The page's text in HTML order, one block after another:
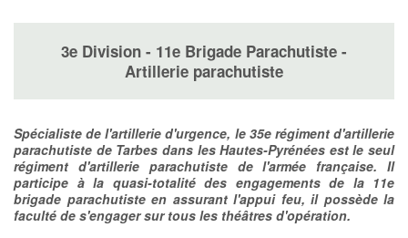
3e Division - 11e Brigade Parachutiste -
Artillerie parachutiste
Spécialiste de l'artillerie d'urgence, le 35e régiment d'artillerie
parachutiste de Tarbes dans les Hautes-Pyrénées est le seul
régiment d'artillerie parachutiste de l'armée française. Il
participe à la quasi-totalité des engagements de la 11e
brigade parachutiste en assurant l'appui feu, il possède la
faculté de s'engager sur tous les théâtres d'opération.